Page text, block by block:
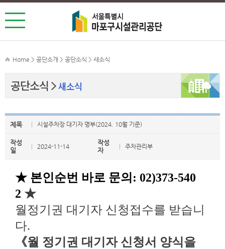
Home > 공단소개 > 공단소식 > 새소식
공단소식 새소식
제목 시설주차장 대기자 명부(2024. 10월 기준)
작성
일
2024-11-14
작성
자
주차관리부
★ 본인순번 바로 문의: 02)373-540
2 ★
월정기권 대기자 신청접수를 받습니
다.
《월 정기권 대기자 신청서 양식을